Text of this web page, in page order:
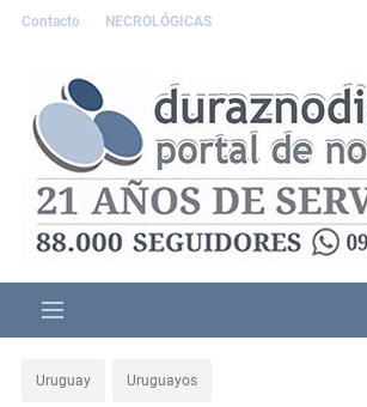
Contacto NECROLÓGICAS
Uruguay Uruguayos